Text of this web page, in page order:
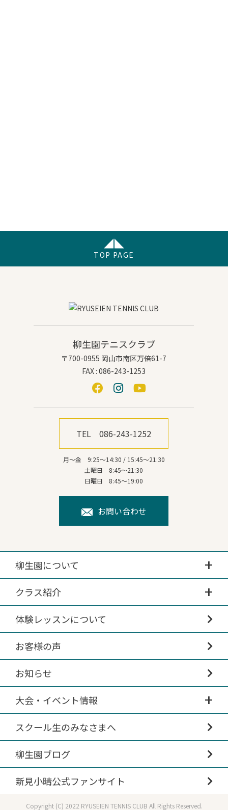
TOP PAGE
柳生園テニスクラブ
〒700-0955 岡山市南区万倍61-7
FAX : 086-243-1253
TEL 086-243-1252
月～金 9:25～14:30 / 15:45～21:30
土曜日 8:45～21:30
日曜日 8:45～19:00
お問い合わせ
柳生園について
クラス紹介
体験レッスンについて
お客様の声
お知らせ
大会・イベント情報
スクール生のみなさまへ
柳生園ブログ
新見小晴公式ファンサイト
Copyright (C) 2022 RYUSEIEN TENNIS CLUB All Rights Reserved.